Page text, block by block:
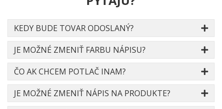
KEDY BUDE TOVAR ODOSLANÝ?
JE MOŽNÉ ZMENIŤ FARBU NÁPISU?
ČO AK CHCEM POTLAČ INAM?
JE MOŽNÉ ZMENIŤ NÁPIS NA PRODUKTE?